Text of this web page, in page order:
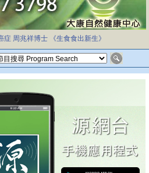
症 周兆祥博士 《生食食出新生》